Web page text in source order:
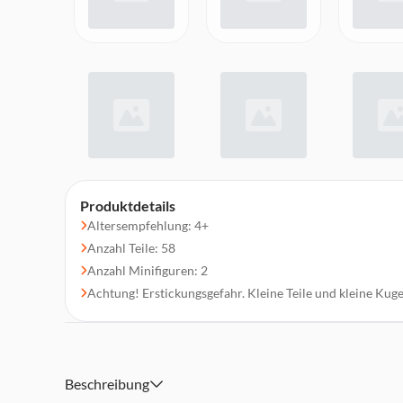
Produktdetails
Altersempfehlung: 4+
Anzahl Teile: 58
Anzahl Minifiguren: 2
Achtung! Erstickungsgefahr. Kleine Teile und kleine
Beschreibung